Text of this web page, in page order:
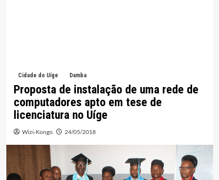
Cidade do Uíge Damba
Proposta de instalação de uma rede de
computadores apto em tese de
licenciatura no Uíge
Wizi-Kongo 24/05/2018